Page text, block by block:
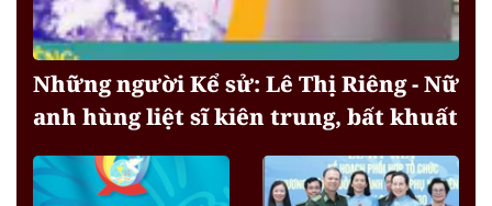
Những người Kể sử: Lê Thị Riêng - Nữ
anh hùng liệt sĩ kiên trung, bất khuất